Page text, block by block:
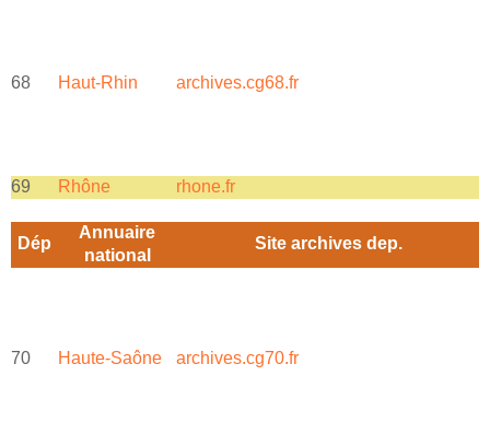
68 Haut-Rhin archives.cg68.fr
69 Rhône rhone.fr
Dép
Annuaire
national
Site archives dep.
70 Haute-Saône archives.cg70.fr